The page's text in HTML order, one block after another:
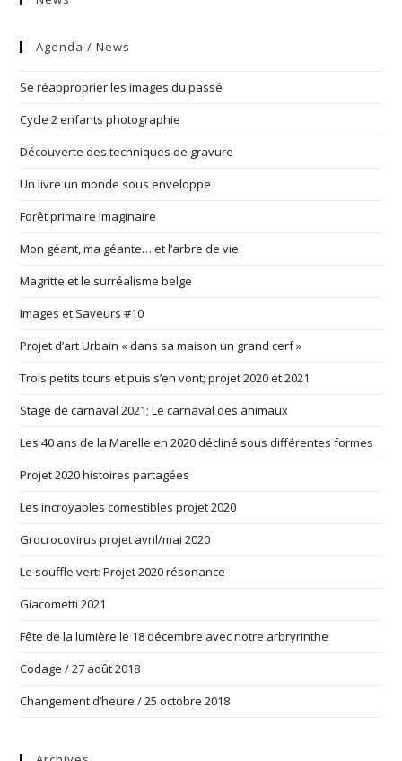
Agenda / News
Se réapproprier les images du passé
Cycle 2 enfants photographie
Découverte des techniques de gravure
Un livre un monde sous enveloppe
Forêt primaire imaginaire
Mon géant, ma géante… et l’arbre de vie.
Magritte et le surréalisme belge
Images et Saveurs #10
Projet d’art Urbain « dans sa maison un grand cerf »
Trois petits tours et puis s’en vont; projet 2020 et 2021
Stage de carnaval 2021; Le carnaval des animaux
Les 40 ans de la Marelle en 2020 décliné sous différentes formes
Projet 2020 histoires partagées
Les incroyables comestibles projet 2020
Grocrocovirus projet avril/mai 2020
Le souffle vert: Projet 2020 résonance
Giacometti 2021
Fête de la lumière le 18 décembre avec notre arbryrinthe
Codage / 27 août 2018
Changement d’heure / 25 octobre 2018